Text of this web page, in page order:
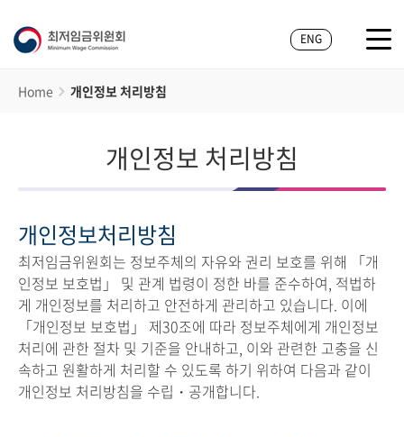
ENG
Home 개인정보 처리방침
개인정보 처리방침
개인정보처리방침
최저임금위원회는 정보주체의 자유와 권리 보호를 위해 「개
인정보 보호법」 및 관계 법령이 정한 바를 준수하여, 적법하
게 개인정보를 처리하고 안전하게 관리하고 있습니다. 이에
「개인정보 보호법」 제30조에 따라 정보주체에게 개인정보
처리에 관한 절차 및 기준을 안내하고, 이와 관련한 고충을 신
속하고 원활하게 처리할 수 있도록 하기 위하여 다음과 같이
개인정보 처리방침을 수립・공개합니다.